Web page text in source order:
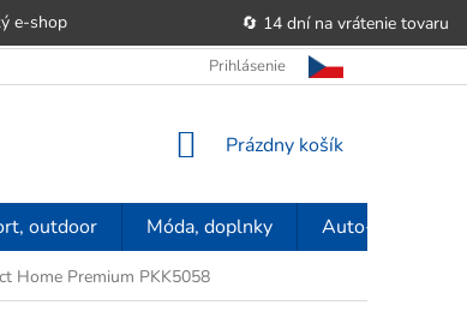
e‑shop
🔄 14 dní na vrátenie tovaru
OBCHODNÉ PODMIENKY POUČENIE O PRÁVE
Prihlásenie
NÁKUPNÝ
Prázdny košík
outdoor Móda, doplnky Auto-moto
Home Premium PKK5058